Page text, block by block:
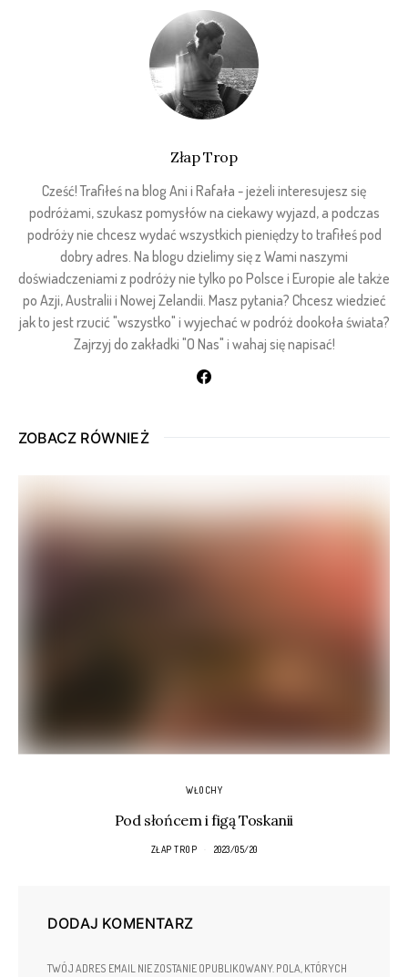
Złap Trop
Cześć! Trafiłeś na blog Ani i Rafała - jeżeli interesujesz się
podróżami, szukasz pomysłów na ciekawy wyjazd, a podczas
podróży nie chcesz wydać wszystkich pieniędzy to trafiłeś pod
dobry adres. Na blogu dzielimy się z Wami naszymi
doświadczeniami z podróży nie tylko po Polsce i Europie ale także
po Azji, Australii i Nowej Zelandii. Masz pytania? Chcesz wiedzieć
jak to jest rzucić "wszystko" i wyjechać w podróż dookoła świata?
Zajrzyj do zakładki "O Nas" i wahaj się napisać!
ZOBACZ RÓWNIEŻ
WŁOCHY
Pod słońcem i figą Toskanii
ZŁAP TROP 2023/05/20
DODAJ KOMENTARZ
TWÓJ ADRES EMAIL NIE ZOSTANIE OPUBLIKOWANY. POLA, KTÓRYCH